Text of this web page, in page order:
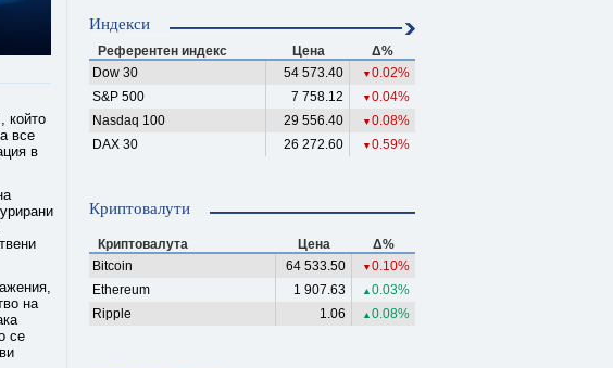
който
все
в
на
се
Индекси
Референтен индекс Цена
Δ%
Dow 30
54 573.40 ▼ 0.02%
S&P 500
7 758.12 ▼ 0.04%
Nasdaq 100
29 556.40 ▼ 0.08%
DAX 30
26 272.60 ▼ 0.59%
Криптовалути
Криптовалута Цена
Δ%
Bitcoin
64 533.50 ▼ 0.10%
Ethereum
1 907.63 ▲ 0.03%
Ripple
1.06 ▲ 0.08%